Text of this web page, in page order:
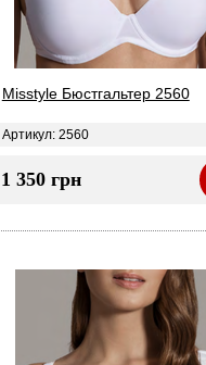
Misstyle Бюстгальтер 2560
Артикул: 2560
1 350 грн